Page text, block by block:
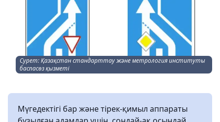
Сурет: Қазақстан стандарттау және метрология институты
баспасөз қызметі
Мүгедектігі бар және тірек-қимыл аппараты